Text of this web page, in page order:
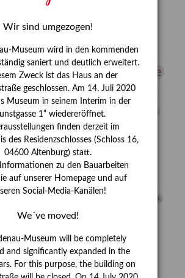
von Lindenau
Kunst
Enteignung
Erlebnisportal estrusker Exlibris
Festrede Florenz Fotografie
Antike und heute
Preis
Gerhard Kurt Müller
griechische Mythologie
Gabelentz Heinrich Kirchhoff Heldinnen
Insekten
Jahresempfang
Kunst
Kunstvermittlung Kunst von Kühl
Künstler Lehmbruck
Marstall
Napoleon Natur
Neue Remise
Klee Peter Schnürpel Phelloplastik
Pohlhof
Rudi Lesser Ruth Wolf-Rehfeld
Wir sind umgezogen!
Museum wird in den kommenden
saniert und deutlich erweitert.
Zweck ist das Haus an der
geschlossen. Am 14. Juli 2020
Museum in seinem Interim in der
1“ wiedereröffnet.
finden derzeit im
des Residenzschlosses (Schloss 16,
04600 Altenburg) statt.
zu den Bauarbeiten
auf unserer Homepage und auf
Social-Media-Kanälen!
We´ve moved!
Museum will be completely
and significantly expanded in the
For this purpose, the building on